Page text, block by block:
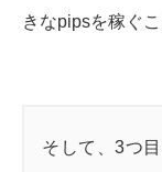
きなpipsを稼ぐ
そして、3つ